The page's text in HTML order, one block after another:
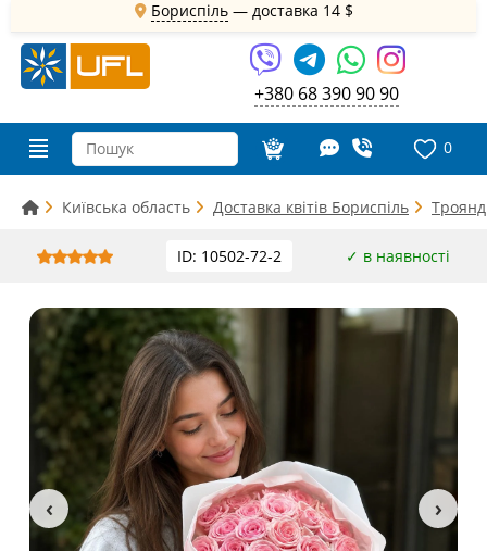
Бориспіль— доставка 14 $
+380 68 390 90 90
0
Київська область Доставка квітів Бориспіль
ID: 10502-72-2 ✓ в наявності